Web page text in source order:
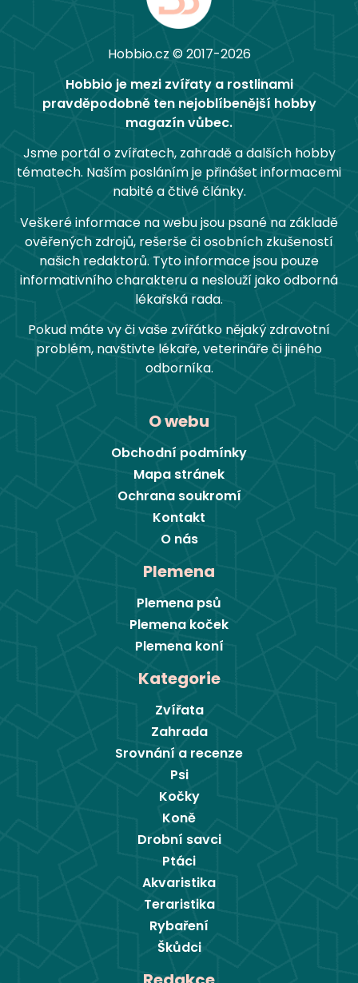
Hobbio.cz © 2017-2026
Hobbio je mezi zvířaty a rostlinami
pravděpodobně ten nejoblíbenější hobby
magazín vůbec.
Jsme portál o zvířatech, zahradě a dalších hobby
tématech. Naším posláním je přinášet informacemi
nabité a čtivé články.
Veškeré informace na webu jsou psané na základě
ověřených zdrojů, rešerše či osobních zkušeností
našich redaktorů. Tyto informace jsou pouze
informativního charakteru a neslouží jako odborná
lékařská rada.
Pokud máte vy či vaše zvířátko nějaký zdravotní
problém, navštivte lékaře, veterináře či jiného
odborníka.
O webu
Obchodní podmínky
Mapa stránek
Ochrana soukromí
Kontakt
O nás
Plemena
Plemena psů
Plemena koček
Plemena koní
Kategorie
Zvířata
Zahrada
Srovnání a recenze
Psi
Kočky
Koně
Drobní savci
Ptáci
Akvaristika
Teraristika
Rybaření
Škůdci